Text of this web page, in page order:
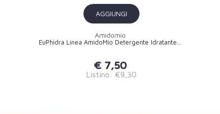
AGGIUNGI
Amidomio
EuPhidra Linea AmidoMio Detergente Idratante...
€ 7,50
Listino: €9,30